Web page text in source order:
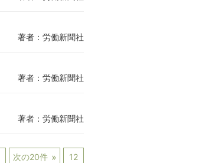
著者：労働新聞社
著者：労働新聞社
著者：労働新聞社
次の20件 12